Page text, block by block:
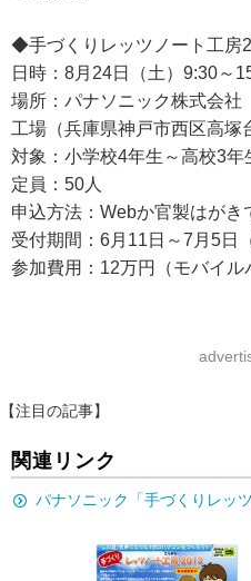
◆手づくりレッツノート工房
日時：8月24日（土）9:30～
場所：パナソニック株式会
工場（兵庫県神戸市西区高塚
対象：小学校4年生～高校3年
定員：50人
申込方法：Webか官製はがき
受付期間：6月11日～7月5日
参加費用：12万円（モバイル
【注目の記事】
関連リンク
パナソニック「手づくりレッ